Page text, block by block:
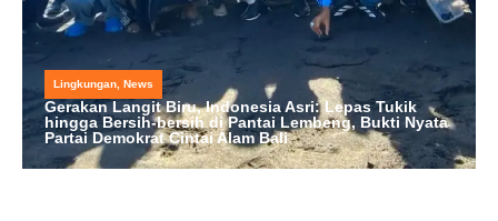
Lingkungan News
Gerakan Langit Biru, Indonesia Asri: Lepas Tukik
hingga Bersih-bersih di Pantai Lembeng, Bukti Nyata
Partai Demokrat Cintai Alam Bali